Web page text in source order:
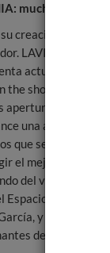
mucho más que
creación, en
LAVINIA es un
actualmente en
the shop”, como
aperturas han sido
una amplia
que se ofrecen
el mejor para
del vino y se
Espacio
y que
del vino de